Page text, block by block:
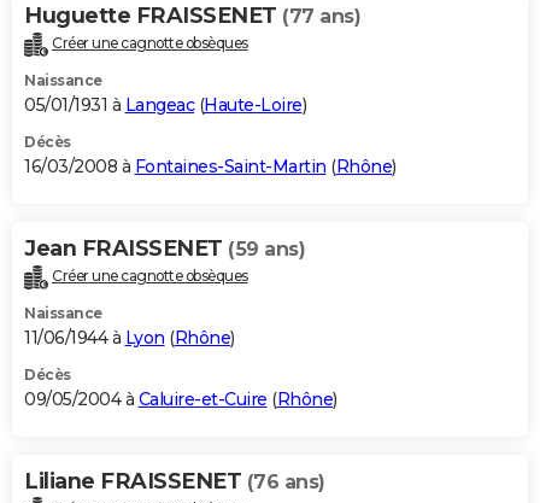
Huguette FRAISSENET (77 ans)
Créer une cagnotte obsèques
Naissance
05/01/1931 à Langeac(Haute-Loire)
Décès
16/03/2008 à Fontaines-Saint-Martin (Rhône)
Jean FRAISSENET (59 ans)
Créer une cagnotte obsèques
Naissance
11/06/1944 à Lyon (Rhône)
Décès
09/05/2004 à Caluire-et-Cuire (Rhône)
Liliane FRAISSENET (76 ans)